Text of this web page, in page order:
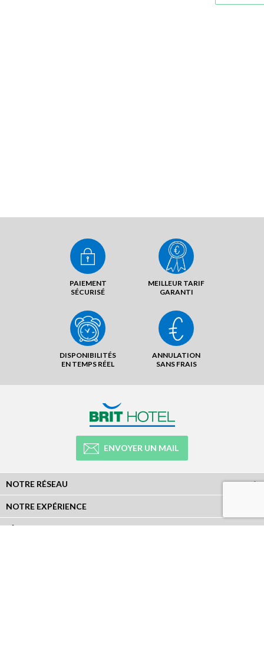
PAIEMENT
SÉCURISÉ
MEILLEUR TARIF
GARANTI
DISPONIBILITÉS
EN TEMPS RÉEL
ANNULATION
SANS FRAIS
ENVOYER UN MAIL
NOTRE RÉSEAU
NOTRE EXPÉRIENCE
LÉGAL